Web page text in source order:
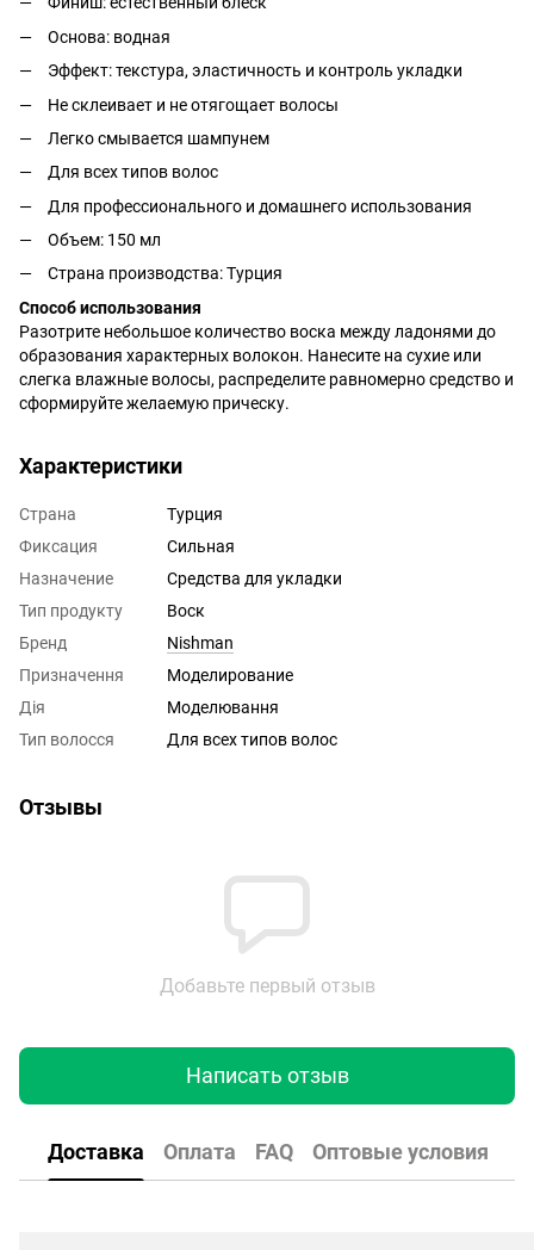
Основа: водная
Эффект: текстура, эластичность и контроль укладки
Не склеивает и не отягощает волосы
Легко смывается шампунем
Для всех типов волос
Для профессионального и домашнего использования
Объем: 150 мл
Страна производства: Турция
Способ использования
Разотрите небольшое количество воска между ладонями до
образования характерных волокон. Нанесите на сухие или
слегка влажные волосы, распределите равномерно средство и
сформируйте желаемую прическу.
Характеристики
Страна
Турция
Фиксация
Сильная
Назначение
Средства для укладки
Тип продукту
Воск
Бренд
Nishman
Призначення
Моделирование
Дія
Моделювання
Тип волосся
Для всех типов волос
Отзывы
Добавьте первый отзыв
Написать отзыв
Доставка Оплата FAQ Оптовые условия